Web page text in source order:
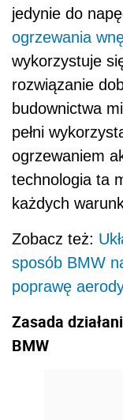
jedynie do
ogrzewania
wykorzystuje
rozwiązanie
budownictwa
pełni
ogrzewaniem
technologia ta
każdych
Zobacz też:
sposób BMW
poprawę
Zasada
BMW